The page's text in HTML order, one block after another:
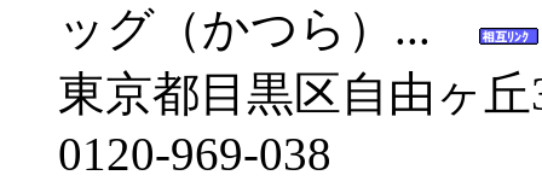
ッグ（かつら）...
東京都目黒区自由ヶ丘
0120-969-038